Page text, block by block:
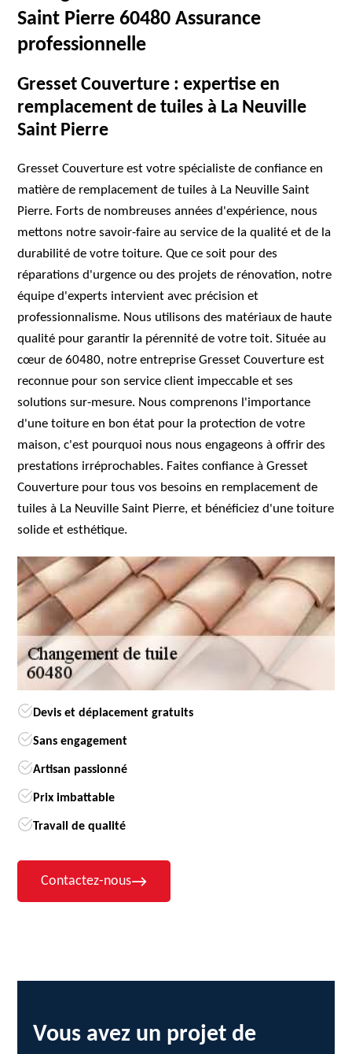
Saint Pierre 60480 Assurance
professionnelle
Gresset Couverture : expertise en
remplacement de tuiles à La Neuville
Saint Pierre
Gresset Couverture est votre spécialiste de confiance en
matière de remplacement de tuiles à La Neuville Saint
Pierre. Forts de nombreuses années d'expérience, nous
mettons notre savoir-faire au service de la qualité et de la
durabilité de votre toiture. Que ce soit pour des
réparations d'urgence ou des projets de rénovation, notre
équipe d'experts intervient avec précision et
professionnalisme. Nous utilisons des matériaux de haute
qualité pour garantir la pérennité de votre toit. Située au
cœur de 60480, notre entreprise Gresset Couverture est
reconnue pour son service client impeccable et ses
solutions sur-mesure. Nous comprenons l'importance
d'une toiture en bon état pour la protection de votre
maison, c'est pourquoi nous nous engageons à offrir des
prestations irréprochables. Faites confiance à Gresset
Couverture pour tous vos besoins en remplacement de
tuiles à La Neuville Saint Pierre, et bénéficiez d'une toiture
solide et esthétique.
Devis et déplacement gratuits
Sans engagement
Artisan passionné
Prix imbattable
Travail de qualité
Contactez-nous
Vous avez un projet de